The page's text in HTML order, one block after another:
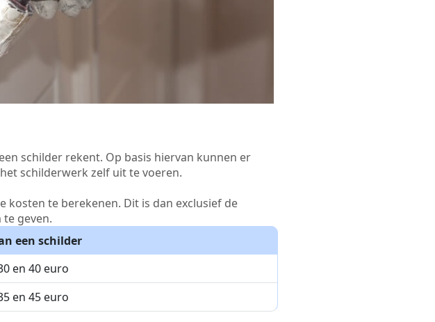
schilder rekent. Op basis hiervan kunnen er
schilderwerk zelf uit te voeren.
kosten te berekenen. Dit is dan exclusief de
geven.
een schilder
en 40 euro
en 45 euro